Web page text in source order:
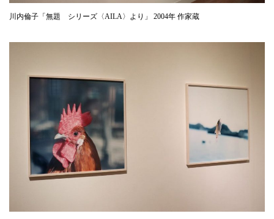
川内倫子「無題 シリーズ〈AILA〉より」 2004年 作家蔵